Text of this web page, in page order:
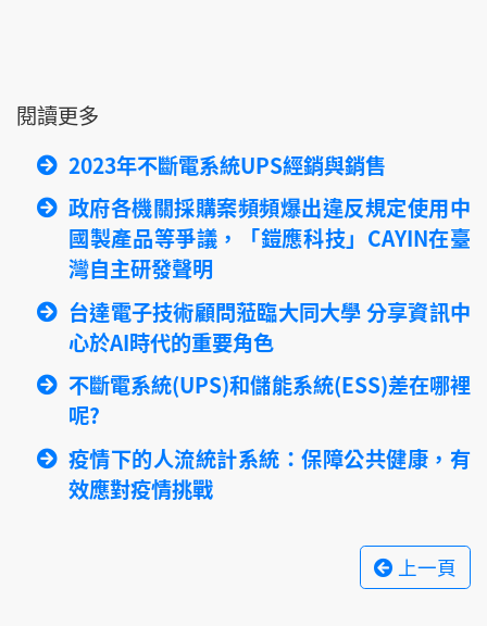
閱讀更多
2023年不斷電系統UPS經銷與銷售
政府各機關採購案頻頻爆出違反規定使用中
國製產品等爭議，「鎧應科技」CAYIN在臺
灣自主研發聲明
台達電子技術顧問蒞臨大同大學 分享資訊中
心於AI時代的重要角色
不斷電系統(UPS)和儲能系統(ESS)差在哪裡
呢?
疫情下的人流統計系統：保障公共健康，有
效應對疫情挑戰
上一頁